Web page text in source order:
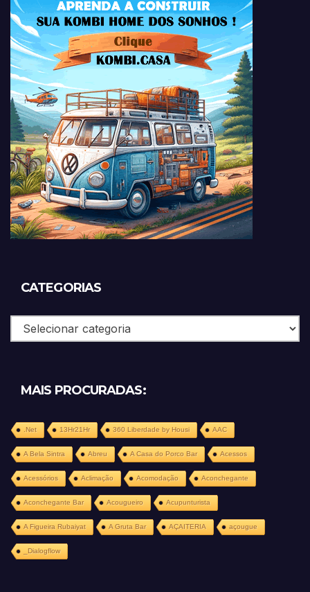
CATEGORIAS
Categorias
MAIS PROCURADAS:
.Net 13Hr21Hr 360 Liberdade by Housi AAC
A Bela Sintra Abreu A Casa do Porco Bar Acessos
Acessórios Aclimação Acomodação Aconchegante
Aconchegante Bar Acougueiro Acupunturista
A Figueira Rubaiyat A Gruta Bar AÇAITERIA açougue
_Dialogflow